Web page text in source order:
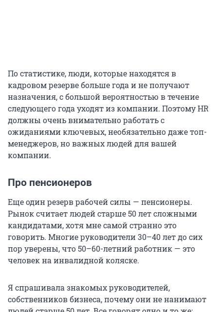
По статистике, люди, которые находятся в
кадровом резерве больше года и не получают
назначения, с большой вероятностью в течение
следующего года уходят из компании. Поэтому HR
должны очень внимательно работать с
ожиданиями ключевых, необязательно даже топ-
менеджеров, но важных людей для вашей
компании.
Про пенсионеров
Еще один резерв рабочей силы — пенсионеры.
Рынок считает людей старше 50 лет сложными
кандидатами, хотя мне самой странно это
говорить. Многие руководители30–40 летдо сих
пор уверены, что 50–60-летний работник — это
человек на инвалидной коляске.
Я спрашивала знакомых руководителей,
собственников бизнеса, почему они не нанимают